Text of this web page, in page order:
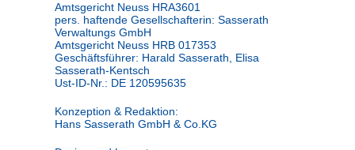
Amtsgericht Neuss HRA3601
pers. haftende Gesellschafterin: Sasserath
Verwaltungs GmbH
Amtsgericht Neuss HRB 017353
Geschäftsführer: Harald Sasserath, Elisa
Sasserath-Kentsch
Ust-ID-Nr.: DE 120595635
Konzeption & Redaktion:
Hans Sasserath GmbH & Co.KG